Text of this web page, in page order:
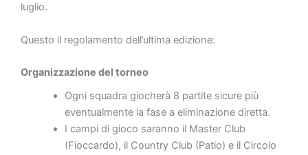
luglio.
Questo il regolamento dell’ultima edizione:
Organizzazione del torneo
Ogni squadra giocherà 8 partite sicure più
eventualmente la fase a eliminazione diretta.
I campi di gioco saranno il Master Club
(Fioccardo), il Country Club (Patio) e il Circolo